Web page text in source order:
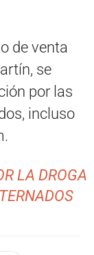
de venta
se
por las
incluso
LA DROGA